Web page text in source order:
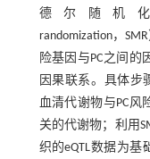
德尔随机化（
randomization，
险基因与PC之间
因果联系。具体步
血清代谢物与PC风
关的代谢物；利用
织的eQTL数据为基